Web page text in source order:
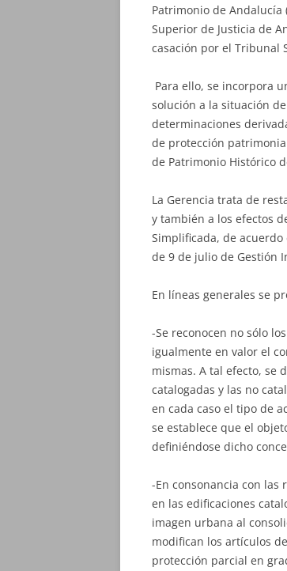
Patrimonio de Andalucía
Superior de Justicia de
casación por el Tribunal
Para ello, se incorpora
solución a la situación
determinaciones
de protección
de Patrimonio Histórico
La Gerencia trata de
y también a los efectos
Simplificada, de
de 9 de julio de Gestión
En líneas generales se
-Se reconocen no sólo
igualmente en valor el
mismas. A tal efecto, se
catalogadas y las no
en cada caso el tipo de
se establece que el
definiéndose dicho
-En consonancia con
en las edificaciones
imagen urbana al
modifican los artículos
protección parcial en